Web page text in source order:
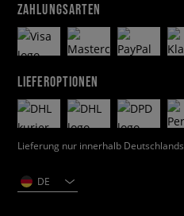
ZAHLUNGSARTEN
LIEFEROPTIONEN
Lieferung nur innerhalb Deutschlands
DE